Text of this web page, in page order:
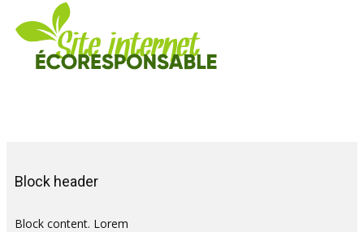
Block header
Block content. Lorem